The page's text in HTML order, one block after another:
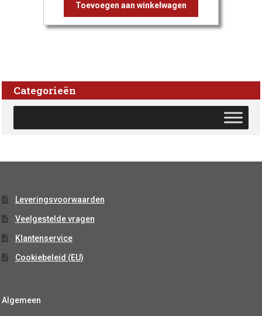
Toevoegen aan winkelwagen
Categorieën
Leveringsvoorwaarden
Veelgestelde vragen
Klantenservice
Cookiebeleid (EU)
Algemeen